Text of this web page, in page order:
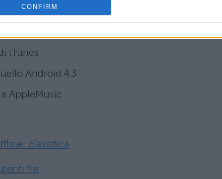
CONFIRM
iTunes
Android 4.3
AppleMusic
classifica
fre